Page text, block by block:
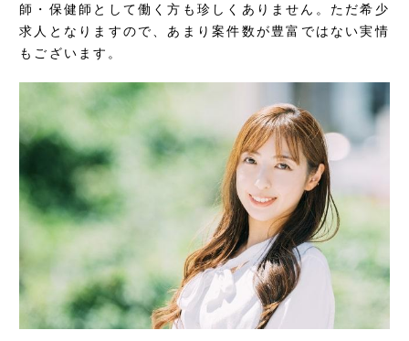
師・保健師として働く方も珍しくありません。ただ希少
求人となりますので、あまり案件数が豊富ではない実情
もございます。